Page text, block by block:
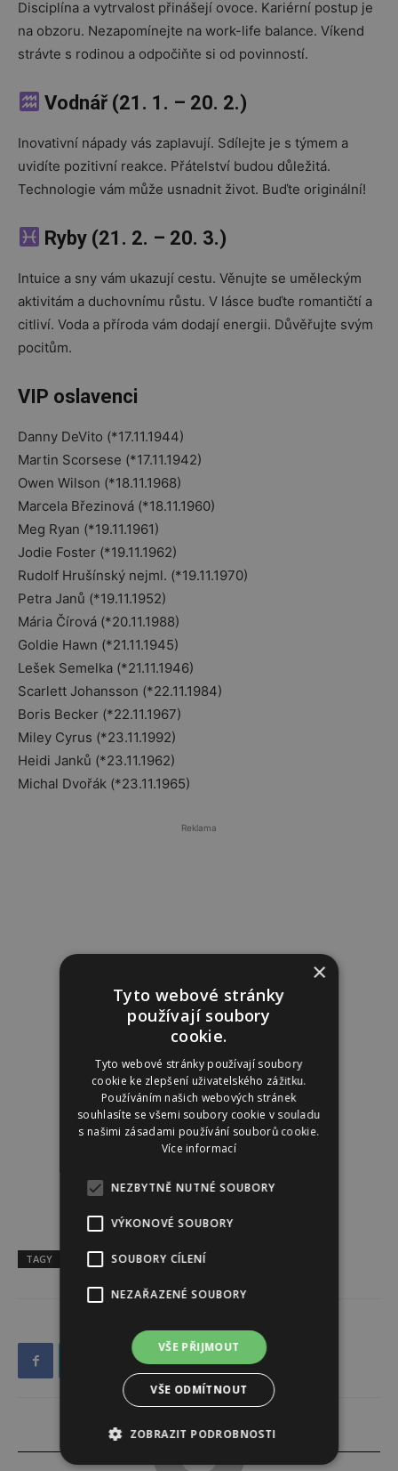
Disciplína a vytrvalost přinášejí ovoce. Kariérní postup je
na obzoru. Nezapomínejte na work-life balance. Víkend
strávte s rodinou a odpočiňte si od povinností.
Vodnář (21. 1. – 20. 2.)
Inovativní nápady vás zaplavují. Sdílejte je s týmem a
uvidíte pozitivní reakce. Přátelství budou důležitá.
Technologie vám může usnadnit život. Buďte originální!
Ryby (21. 2. – 20. 3.)
Intuice a sny vám ukazují cestu. Věnujte se uměleckým
aktivitám a duchovnímu růstu. V lásce buďte romantičtí a
citliví. Voda a příroda vám dodají energii. Důvěřujte svým
pocitům.
VIP oslavenci
Danny DeVito (*17.11.1944)
Martin Scorsese (*17.11.1942)
Owen Wilson (*18.11.1968)
Marcela Březinová (*18.11.1960)
Meg Ryan (*19.11.1961)
Jodie Foster (*19.11.1962)
Rudolf Hrušínský nejml. (*19.11.1970)
Petra Janů (*19.11.1952)
Mária Čírová (*20.11.1988)
Goldie Hawn (*21.11.1945)
Lešek Semelka (*21.11.1946)
Scarlett Johansson (*22.11.1984)
Boris Becker (*22.11.1967)
Miley Cyrus (*23.11.1992)
Heidi Janků (*23.11.1962)
Michal Dvořák (*23.11.1965)
Reklama
TAGY horoskop
×
Tyto webové stránky
používají soubory
cookie.
Tyto webové stránky používají soubory
cookie ke zlepšení uživatelského zážitku.
Používáním našich webových stránek
souhlasíte se všemi soubory cookie v souladu
s našimi zásadami používání souborů cookie.
Více informací
NEZBYTNĚ NUTNÉ SOUBORY
VÝKONOVÉ SOUBORY
SOUBORY CÍLENÍ
NEZAŘAZENÉ SOUBORY
VŠE PŘIJMOUT
VŠE ODMÍTNOUT
ZOBRAZIT PODROBNOSTI